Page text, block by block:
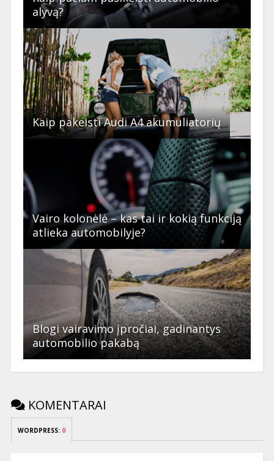
alyvą?
Kaip pakeisti Audi A4 akumuliatorių
Vairo kolonėlė – kas tai ir kokią funkciją
atlieka automobilyje?
Blogi vairavimo įpročiai, gadinantys
automobilio pakabą
KOMENTARAI
WORDPRESS: 0